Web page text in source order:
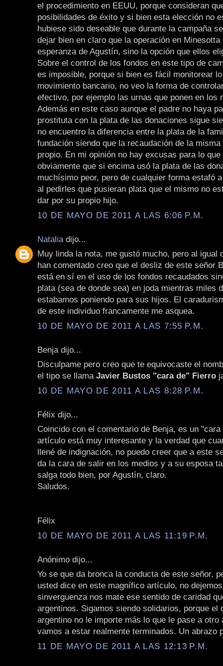
el procedimiento en EEUU, porque consideran
posibilidades de éxito y si bien esta elección no
hubiese sido deseable que durante la campaña
dejar bien en claro que la operación en
esperanza de Agustín, sino la opción que ellos
Sobre el control de los fondos en este tipo de
es imposible, porque si bien es fácil monitorear
movimiento bancario, no veo la forma de
efectivo, por ejemplo las urnas que ponen en los
Además en este caso aunque el padre no haya
prostituta con la plata de las donaciones sigue
no encuentro la diferencia entre la plata de la
fundación siendo que la recaudación de la
propio. En mi opinión no hay excusas para lo
obviamente que si encima usó la plata de las
muchísimo peor, pero de cualquier forma estafó
al pedirles que pusieran plata que el mismo no
dar por su propio hijo.
10 DE MAYO DE 2011 A LAS 6:06 P.M.
Natalia dijo...
Muy linda la nota, me gustó mucho, pero al igual
han comentado creo que el desliz de este señor
está en sí en el uso de los fondos recaudados
plata (sea de donde sea) en joda mientras miles
estabamos poniendo para sus hijos. El
de este individuo francamente me asquea.
10 DE MAYO DE 2011 A LAS 7:55 P.M.
Benja dijo...
Disculpame pero creo que te equivocaste el
el tipo se llama Javier Bustos "cara de" Fierro
10 DE MAYO DE 2011 A LAS 8:28 P.M.
Félix dijo...
Coincido con el comentario de Benja, es un
artículo está muy interesante y la verdad que
llené de indignación, no puedo creer que a este
da la cara de salir en los medios y a su esposa
salga todo bien, por Agustín, claro.
Saludos.
Félix
10 DE MAYO DE 2011 A LAS 11:19 P.M.
Anónimo dijo...
Yo se que da bronca la conducta de este señor,
usted dice en este magnífico artículo, no
sinverguenza nos mate ese sentido de caridad
argentinos. Sigamos siendo solidarios, porque el
argentino no le importe más lo que le pase a otro
vamos a estar realmente terminados. Un abrazo
11 DE MAYO DE 2011 A LAS 12:13 P.M.